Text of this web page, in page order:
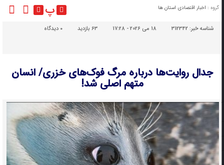
گروه : اخبار اقتصادی استان ها پ
شناسه خبر:312342 18 می 2026 - 17:28 63 بازدید دیدگاه
جدال روایت‌ها درباره مرگ فوک‌های خزری/ انسان
متهم اصلی شد!